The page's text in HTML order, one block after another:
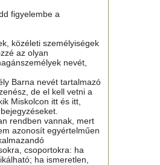
figyelembe a
közéleti személyiségek
az olyan
nevét,
Barna nevét tartalmazó
de el kell vetni a
Miskolcon itt és itt,
rendben vannak, mert
azonosít egyértelműen
csoportokra: ha
ha ismeretlen,